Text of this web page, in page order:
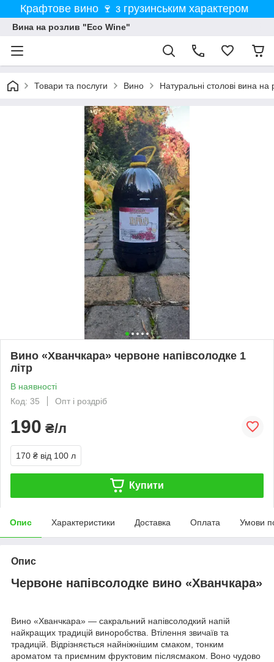
Крафтове вино 🍷 з грузинським характером
Вина на розлив "Eco Wine"
Товари та послуги Вино Натуральні столові вина на
Вино «Хванчкара» червоне напівсолодке 1
літр
В наявності
Код: 35
Опт і роздріб
190 ₴/л
170 ₴ від 100 л
Купити
Опис Характеристики Доставка Оплата Умови
Опис
Червоне напівсолодке вино «Хванчкара»
Вино «Хванчкара» — сакральний напівсолодкий напій
найкращих традицій виноробства. Втілення звичаїв та
традицій. Відрізняється найніжнішим смаком, тонким
ароматом та приємним фруктовим післясмаком. Воно чудово